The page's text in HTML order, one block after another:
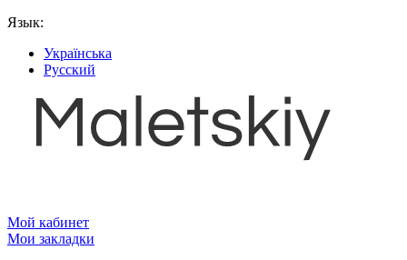
Язык:
Українська
Русский
Мой кабинет
Мои закладки